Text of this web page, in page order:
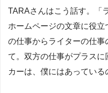
TARAさんはこう話す。「
ホームページの文章に役
の仕事からライターの仕
て。双方の仕事がプラス
カーは、僕にはあっている